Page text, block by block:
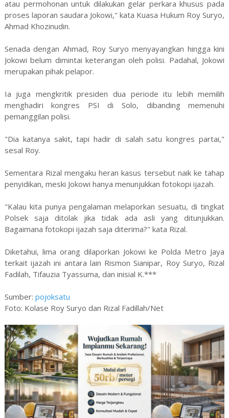
atau permohonan untuk dilakukan gelar perkara khusus pada
proses laporan saudara Jokowi," kata Kuasa Hukum Roy Suryo,
Ahmad Khozinudin.
Senada dengan Ahmad, Roy Suryo menyayangkan hingga kini
Jokowi belum dimintai keterangan oleh polisi. Padahal, Jokowi
merupakan pihak pelapor.
Ia juga mengkritik presiden dua periode itu lebih memilih
menghadiri kongres PSI di Solo, dibanding memenuhi
pemanggilan polisi.
"Dia katanya sakit, tapi hadir di salah satu kongres partai,"
sesal Roy.
Sementara Rizal mengaku heran kasus tersebut naik ke tahap
penyidikan, meski Jokowi hanya menunjukkan fotokopi ijazah.
"Kalau kita punya pengalaman melaporkan sesuatu, di tingkat
Polsek saja ditolak jika tidak ada asli yang ditunjukkan.
Bagaimana fotokopi ijazah saja diterima?" kata Rizal.
Diketahui, lima orang dilaporkan Jokowi ke Polda Metro Jaya
terkait ijazah ini antara lain Rismon Sianipar, Roy Suryo, Rizal
Fadilah, Tifauzia Tyassuma, dan inisial K.***
Sumber: pojoksatu
Foto: Kolase Roy Suryo dan Rizal Fadillah/Net